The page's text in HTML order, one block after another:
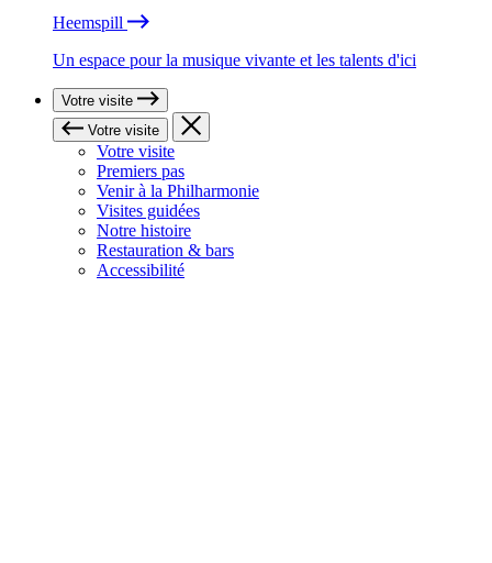
Heemspill
Un espace pour la musique vivante et les talents d'ici
Votre visite
Votre visite
Votre visite
Premiers pas
Venir à la Philharmonie
Visites guidées
Notre histoire
Restauration & bars
Accessibilité